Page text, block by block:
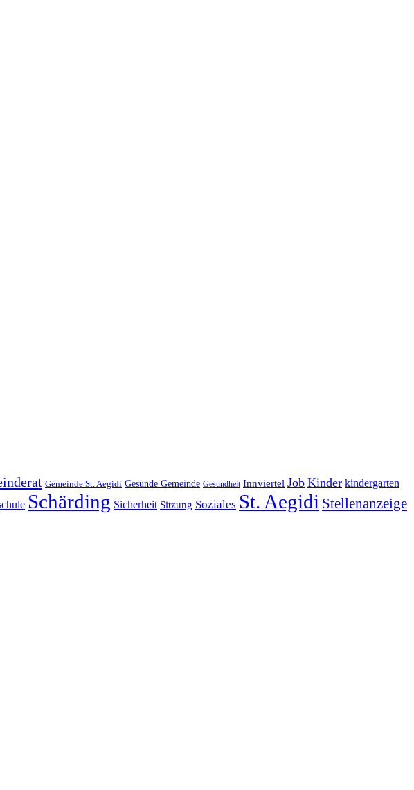
Gemeinde St. Aegidi Gesunde Gemeinde Gesundheit Innviertel Job Kinder kindergarten
Schärding Sicherheit Sitzung Soziales St. Aegidi Stellenanzeige